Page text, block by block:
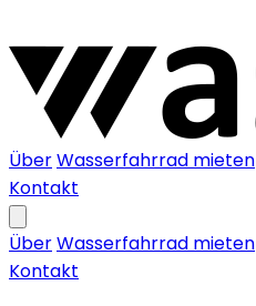
ÜberWasserfahrrad mieten
Kontakt
ÜberWasserfahrrad mieten
Kontakt